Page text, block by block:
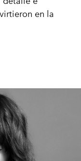
en la